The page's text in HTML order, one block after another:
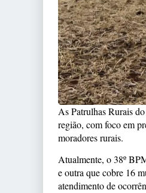
As Patrulhas Rurais
região, com foco em
moradores rurais.
Atualmente, o 38º
e outra que cobre 16
atendimento de